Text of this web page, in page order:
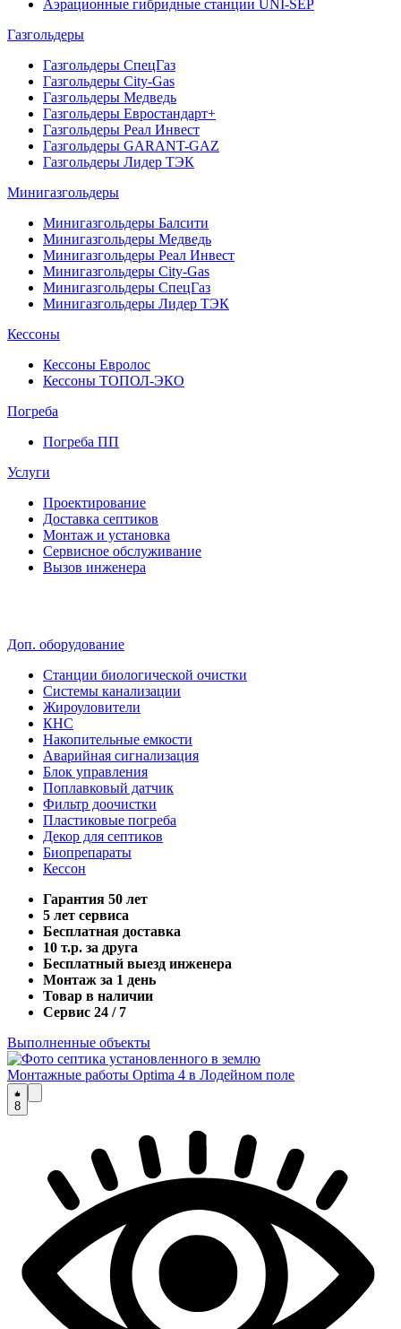
Аэрационные гибридные станции UNI-SEP
Газгольдеры
Газгольдеры СпецГаз
Газгольдеры City-Gas
Газгольдеры Медведь
Газгольдеры Евростандарт+
Газгольдеры Реал Инвест
Газгольдеры GARANT-GAZ
Газгольдеры Лидер ТЭК
Минигазгольдеры
Минигазгольдеры Балсити
Минигазгольдеры Медведь
Минигазгольдеры Реал Инвест
Минигазгольдеры City-Gas
Минигазгольдеры СпецГаз
Минигазгольдеры Лидер ТЭК
Кессоны
Кессоны Евролос
Кессоны ТОПОЛ-ЭКО
Погребa
Погреба ПП
Услуги
Проектирование
Доставка септиков
Монтаж и установка
Сервисное обслуживание
Вызов инженера
Доп. оборудование
Станции биологической очистки
Системы канализации
Жироуловители
КНС
Накопительные емкости
Аварийная сигнализация
Блок управления
Поплавковый датчик
Фильтр доочистки
Пластиковые погреба
Декор для септиков
Биопрепараты
Кессон
Гарантия 50 лет
5 лет сервиса
Бесплатная доставка
10 т.р. за друга
Бесплатный выезд инженера
Монтаж за 1 день
Товар в наличии
Сервис 24 / 7
Выполненные объекты
Монтажные работы Optima 4 в Лодейном поле
8